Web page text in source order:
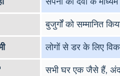
बुजुर्गों को सम्मानित
लोगों से डर के लिए
सभी घर एक जैसे हैं,